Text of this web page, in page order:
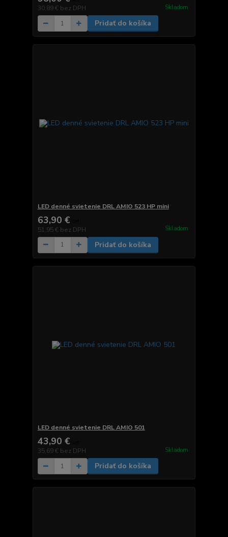
30,89 € bez DPH Skladom
Pridať do košíka
LED denné svietenie DRL AMIO 523 HP mini
63,90 €
51,95 € bez DPH Skladom
Pridať do košíka
LED denné svietenie DRL AMIO 501
43,90 €
35,69 € bez DPH Skladom
Pridať do košíka